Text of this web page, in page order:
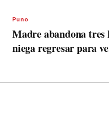
Puno
Madre abandona tres
niega regresar para